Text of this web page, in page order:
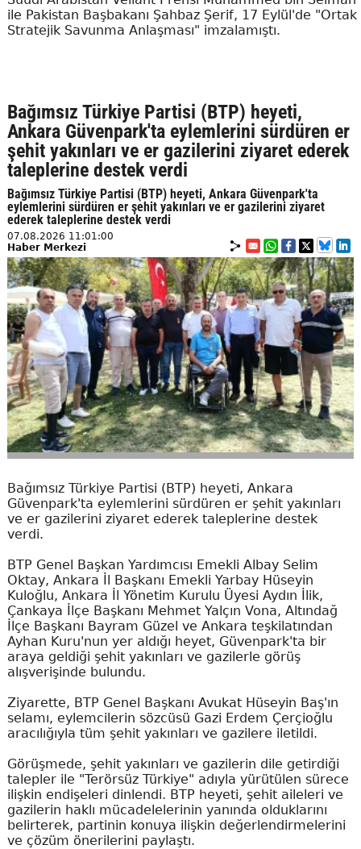
ile Pakistan Başbakanı Şahbaz Şerif, 17 Eylül'de "Ortak
Stratejik Savunma Anlaşması" imzalamıştı.
Bağımsız Türkiye Partisi (BTP) heyeti,
Ankara Güvenpark'ta eylemlerini sürdüren er
şehit yakınları ve er gazilerini ziyaret ederek
taleplerine destek verdi
Bağımsız Türkiye Partisi (BTP) heyeti, Ankara Güvenpark'ta
eylemlerini sürdüren er şehit yakınları ve er gazilerini ziyaret
ederek taleplerine destek verdi
07.08.2026 11:01:00
Haber Merkezi
Bağımsız Türkiye Partisi (BTP) heyeti, Ankara
Güvenpark'ta eylemlerini sürdüren er şehit yakınları
ve er gazilerini ziyaret ederek taleplerine destek
verdi.
BTP Genel Başkan Yardımcısı Emekli Albay Selim
Oktay, Ankara İl Başkanı Emekli Yarbay Hüseyin
Kuloğlu, Ankara İl Yönetim Kurulu Üyesi Aydın İlik,
Çankaya İlçe Başkanı Mehmet Yalçın Vona, Altındağ
İlçe Başkanı Bayram Güzel ve Ankara teşkilatından
Ayhan Kuru'nun yer aldığı heyet, Güvenpark'ta bir
araya geldiği şehit yakınları ve gazilerle görüş
alışverişinde bulundu.
Ziyarette, BTP Genel Başkanı Avukat Hüseyin Baş'ın
selamı, eylemcilerin sözcüsü Gazi Erdem Çerçioğlu
aracılığıyla tüm şehit yakınları ve gazilere iletildi.
Görüşmede, şehit yakınları ve gazilerin dile getirdiği
talepler ile "Terörsüz Türkiye" adıyla yürütülen sürece
ilişkin endişeleri dinlendi. BTP heyeti, şehit aileleri ve
gazilerin haklı mücadelelerinin yanında olduklarını
belirterek, partinin konuya ilişkin değerlendirmelerini
ve çözüm önerilerini paylaştı.